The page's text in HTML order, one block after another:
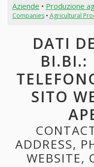
Aziende • Produzione
Companies• Agricultural
DATI
BI.BI.:
SITO
ADDRESS,
WEBSITE,